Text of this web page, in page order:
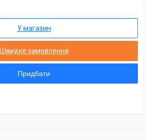
У магазин
Швидке замовлення
Придбати